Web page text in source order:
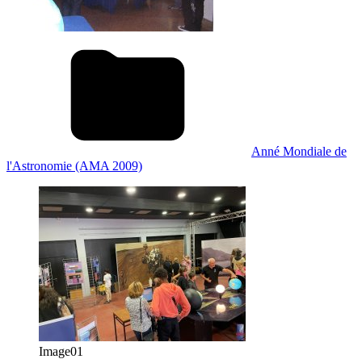
Anné Mondiale de
l'Astronomie (AMA 2009)
Image01